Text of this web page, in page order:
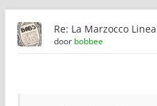
Re: La Marzocco
door bobbee